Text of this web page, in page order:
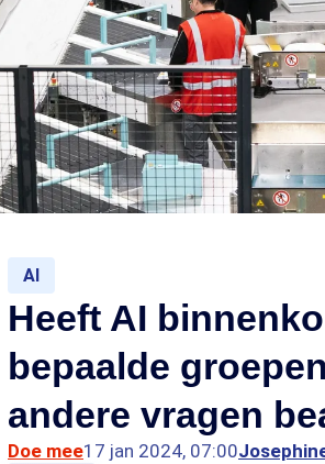
AI
Heeft AI
bepaalde
andere vragen
Doe mee17 jan 2024, 07:00